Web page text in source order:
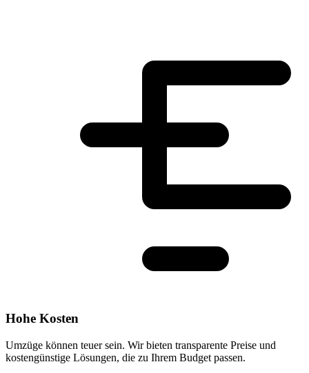
Hohe Kosten
Umzüge können teuer sein. Wir bieten transparente Preise und
kostengünstige Lösungen, die zu Ihrem Budget passen.